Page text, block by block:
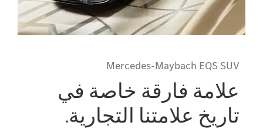
Mercedes-Maybach EQS SUV
علامة فارقة خاصة في
تاريخ علامتنا التجارية.